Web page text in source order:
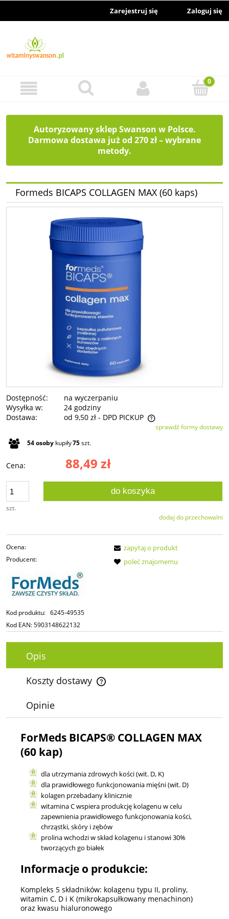
Zarejestruj się Zaloguj się
Autoryzowany sklep Swanson w Polsce.
Darmowa dostawa już od 270 zł – wybrane
metody.
Formeds BICAPS COLLAGEN MAX (60 kaps)
Dostępność:
na wyczerpaniu
Wysyłka w:
24 godziny
Dostawa:
od 9,50 zł - DPD PICKUP
Cena nie zawiera ewentualnych kosztów płatnościsprawdź formy dostawy
54osoby kupiły75szt.
Cena: 88,49 zł
szt.
do koszyka
dodaj do przechowalni
Ocena:
Producent:
Kod produktu: 6245-49535
Kod EAN:5903148622132
zapytaj o produkt
poleć znajomemu
Opis
Koszty dostawy
Cena nie zawiera ewentualnych kosztów płatności
Opinie
ForMeds BICAPS® COLLAGEN MAX
(60 kap)
dla utrzymania zdrowych kości (wit. D, K)
dla prawidłowego funkcjonowania mięśni (wit. D)
kolagen przebadany klinicznie
witamina C wspiera produkcję kolagenu w celu
zapewnienia prawidłowego funkcjonowania kości,
chrząstki, skóry i zębów
prolina wchodzi w skład kolagenu i stanowi 30%
tworzących go białek
Informacje o produkcie:
Kompleks 5 składników: kolagenu typu II, proliny,
witamin C, D i K (mikrokapsułkowany menachinon)
oraz kwasu hialuronowego